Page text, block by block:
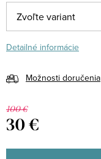
Detailné informácie
Možnosti doručenia
100 €
30 €
cena: